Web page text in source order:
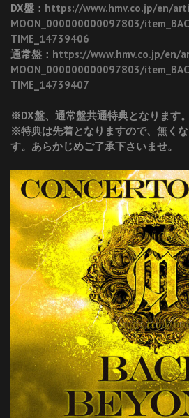
DX盤： https://www.hmv.co.jp/en/
MOON_000000000097803/
TIME_14739406
通常盤： https://www.hmv.co.jp/en/
MOON_000000000097803/
TIME_14739407
※DX盤、通常盤共通特典となります。
※特典は先着となりますので、無く
す。あらかじめご了承下さいませ。